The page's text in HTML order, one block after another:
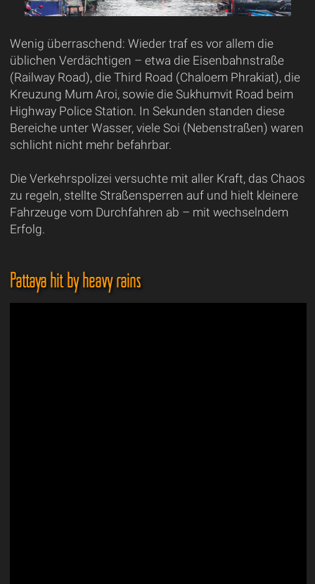
Wenig überraschend: Wieder traf es vor allem die
üblichen Verdächtigen – etwa die Eisenbahnstraße
(Railway Road), die Third Road (Chaloem Phrakiat), die
Kreuzung Mum Aroi, sowie die Sukhumvit Road beim
Highway Police Station. In Sekunden standen diese
Bereiche unter Wasser, viele Soi (Nebenstraßen) waren
schlicht nicht mehr befahrbar.
Die Verkehrspolizei versuchte mit aller Kraft, das Chaos
zu regeln, stellte Straßensperren auf und hielt kleinere
Fahrzeuge vom Durchfahren ab – mit wechselndem
Erfolg.
Pattaya hit by heavy rains